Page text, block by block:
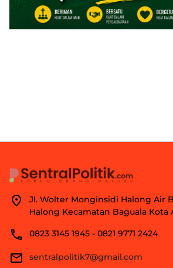
Jl. Wolter Monginsidi Halong Air
Halong Kecamatan Baguala Kota
0823 3145 1945 - 0821 9771 2424
sentralpolitik7@gmail.com